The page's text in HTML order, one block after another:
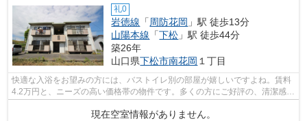
礼0
岩徳線 「 周防花岡 」駅 徒歩13分
山陽本線 「下松 」駅 徒歩44分
築26年
山口県下松市南花岡 １丁目
快適な入浴をお望みの方には、バストイレ別の部屋が嬉しいですよね。賃料
4.2万円と、ニーズの高い価格帯の物件です。多くの方にご好評の、清潔感の
現在空室情報がありません。